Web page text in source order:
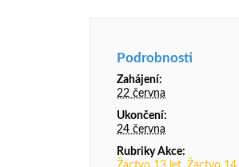
Podrobnosti
Zahájení:
22 června
Ukončení:
24 června
Rubriky Akce: